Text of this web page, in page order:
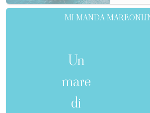
MI MANDA
Un
mare
di